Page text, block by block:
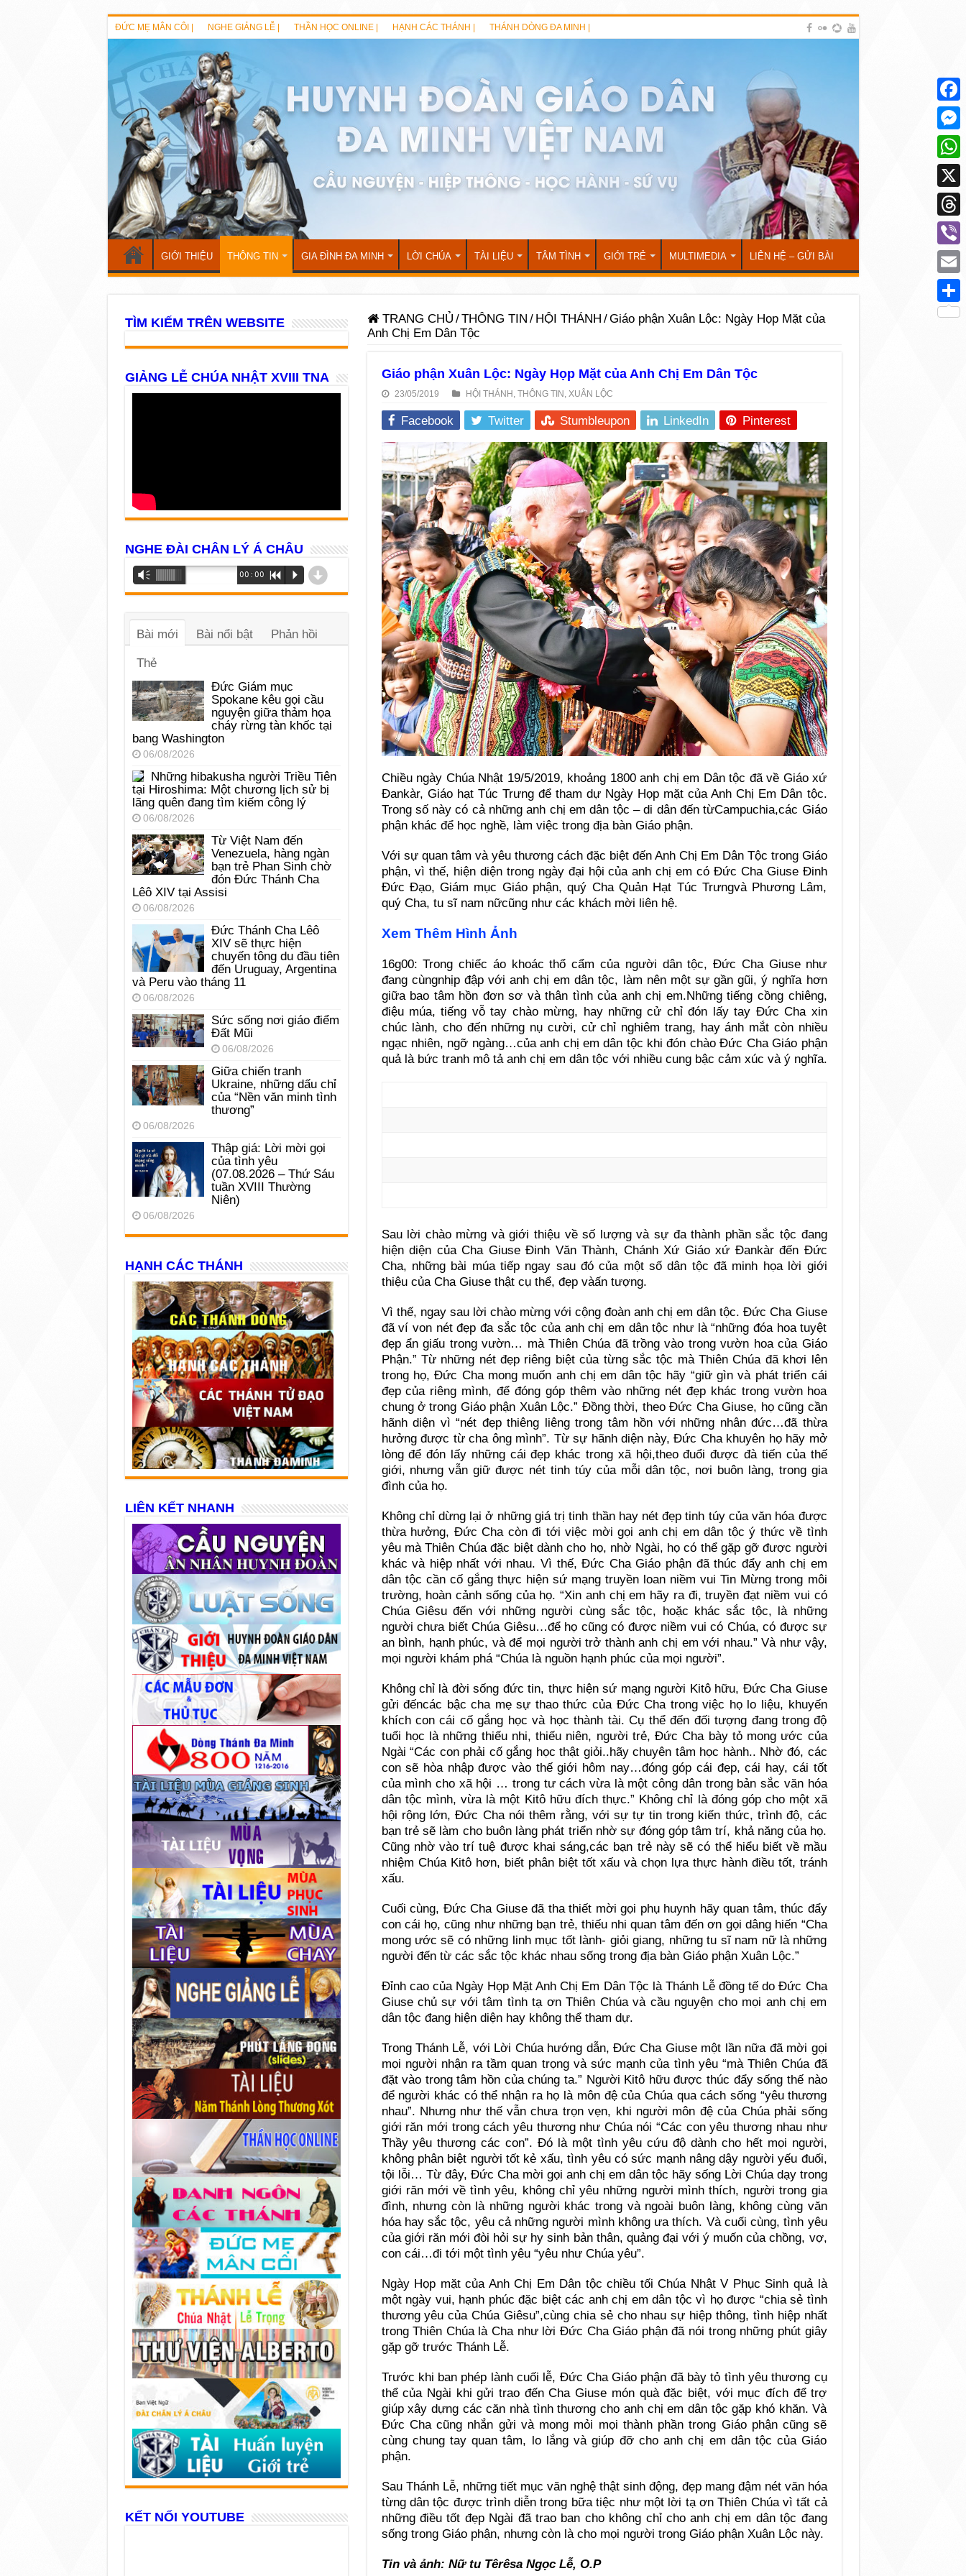
ĐỨC MẸ MÂN CÔI | NGHE GIẢNG LỄ | THẦN HỌC ONLINE | HẠNH CÁC THÁNH | THÁNH DÒNG ĐA MINH |
GIỚI THIỆU THÔNG TIN GIA ĐÌNH ĐA MINH LỜI CHÚA TÀI LIỆU TÂM TÌNH GIỚI TRẺ MULTIMEDIA LIÊN HỆ – GỬI BÀI
TRANG CHỦ /THÔNG TIN / HỘI THÁNH /Giáo phận Xuân Lộc: Ngày Họp Mặt của
Anh Chị Em Dân Tộc
Giáo phận Xuân Lộc: Ngày Họp Mặt của Anh Chị Em Dân Tộc
23/05/2019 HỘI THÁNH , THÔNG TIN , XUÂN LỘC
Facebook Twitter Stumbleupon LinkedIn Pinterest
Chiều ngày Chúa Nhật 19/5/2019, khoảng 1800 anh chị em Dân tộc đã về Giáo xứ
Đankàr, Giáo hạt Túc Trưng để tham dự Ngày Họp mặt của Anh Chị Em Dân tộc.
Trong số này có cả những anh chị em dân tộc – di dân đến từCampuchia,các Giáo
phận khác để học nghề, làm việc trong địa bàn Giáo phận.
Với sự quan tâm và yêu thương cách đặc biệt đến Anh Chị Em Dân Tộc trong Giáo
phận, vì thế, hiện diện trong ngày đại hội của anh chị em có Đức Cha Giuse Đinh
Đức Đạo, Giám mục Giáo phận, quý Cha Quản Hạt Túc Trưngvà Phương Lâm,
quý Cha, tu sĩ nam nữcũng như các khách mời liên hệ.
Xem Thêm Hình Ảnh
16g00: Trong chiếc áo khoác thổ cẩm của người dân tộc, Đức Cha Giuse như
đang cùngnhịp đập với anh chị em dân tộc, làm nên một sự gần gũi, ý nghĩa hơn
giữa bao tâm hồn đơn sơ và thân tình của anh chị em.Những tiếng cồng chiêng,
điệu múa, tiếng vỗ tay chào mừng, hay những cử chỉ đón lấy tay Đức Cha xin
chúc lành, cho đến những nụ cười, cử chỉ nghiêm trang, hay ánh mắt còn nhiều
ngạc nhiên, ngỡ ngàng…của anh chị em dân tộc khi đón chào Đức Cha Giáo phận
quả là bức tranh mô tả anh chị em dân tộc với nhiều cung bậc cảm xúc và ý nghĩa.
Sau lời chào mừng và giới thiệu về số lượng và sự đa thành phần sắc tộc đang
hiện diện của Cha Giuse Đinh Văn Thành, Chánh Xứ Giáo xứ Đankàr đến Đức
Cha, những bài múa tiếp ngay sau đó của một số dân tộc đã minh họa lời giới
thiệu của Cha Giuse thật cụ thể, đẹp vàấn tượng.
Vì thế, ngay sau lời chào mừng với cộng đoàn anh chị em dân tộc. Đức Cha Giuse
đã ví von nét đẹp đa sắc tộc của anh chị em dân tộc như là “những đóa hoa tuyệt
đẹp ẩn giấu trong vườn… mà Thiên Chúa đã trồng vào trong vườn hoa của Giáo
Phận.” Từ những nét đẹp riêng biệt của từng sắc tộc mà Thiên Chúa đã khơi lên
trong họ, Đức Cha mong muốn anh chị em dân tộc hãy “giữ gìn và phát triển cái
đẹp của riêng mình, để đóng góp thêm vào những nét đẹp khác trong vườn hoa
chung ở trong Giáo phận Xuân Lộc.” Đồng thời, theo Đức Cha Giuse, họ cũng cần
hãnh diện vì “nét đẹp thiêng liêng trong tâm hồn với những nhân đức…đã thừa
hưởng được từ cha ông mình”. Từ sự hãnh diện này, Đức Cha khuyên họ hãy mở
lòng để đón lấy những cái đẹp khác trong xã hội,theo đuổi được đà tiến của thế
giới, nhưng vẫn giữ được nét tinh túy của mỗi dân tộc, nơi buôn làng, trong gia
đình của họ.
Không chỉ dừng lại ở những giá trị tinh thần hay nét đẹp tinh túy của văn hóa được
thừa hưởng, Đức Cha còn đi tới việc mời gọi anh chị em dân tộc ý thức về tình
yêu mà Thiên Chúa đặc biệt dành cho họ, nhờ Ngài, họ có thể gặp gỡ được người
khác và hiệp nhất với nhau. Vì thế, Đức Cha Giáo phận đã thúc đẩy anh chị em
dân tộc cần cố gắng thực hiện sứ mạng truyền loan niềm vui Tin Mừng trong môi
trường, hoàn cảnh sống của họ. “Xin anh chị em hãy ra đi, truyền đạt niềm vui có
Chúa Giêsu đến với những người cùng sắc tộc, hoặc khác sắc tộc, là những
người chưa biết Chúa Giêsu…để họ cũng có được niềm vui có Chúa, có được sự
an bình, hạnh phúc, và để mọi người trở thành anh chị em với nhau.” Và như vậy,
mọi người khám phá “Chúa là nguồn hạnh phúc của mọi người”.
Không chỉ là đời sống đức tin, thực hiện sứ mạng người Kitô hữu, Đức Cha Giuse
gửi đếncác bậc cha mẹ sự thao thức của Đức Cha trong việc họ lo liệu, khuyến
khích con cái cố gắng học và học thành tài. Cụ thể đến đối tượng đang trong độ
tuổi học là những thiếu nhi, thiếu niên, người trẻ, Đức Cha bày tỏ mong ước của
Ngài “Các con phải cố gắng học thật giỏi..hãy chuyên tâm học hành.. Nhờ đó, các
con sẽ hòa nhập được vào thế giới hôm nay…đóng góp cái đẹp, cái hay, cái tốt
của mình cho xã hội … trong tư cách vừa là một công dân trong bản sắc văn hóa
dân tộc mình, vừa là một Kitô hữu đích thực.” Không chỉ là đóng góp cho một xã
hội rộng lớn, Đức Cha nói thêm rằng, với sự tự tin trong kiến thức, trình độ, các
bạn trẻ sẽ làm cho buôn làng phát triển nhờ sự đóng góp tâm trí, khả năng của họ.
Cũng nhờ vào trí tuệ được khai sáng,các bạn trẻ này sẽ có thể hiểu biết về mầu
nhiệm Chúa Kitô hơn, biết phân biệt tốt xấu và chọn lựa thực hành điều tốt, tránh
xấu.
Cuối cùng, Đức Cha Giuse đã tha thiết mời gọi phụ huynh hãy quan tâm, thúc đẩy
con cái họ, cũng như những bạn trẻ, thiếu nhi quan tâm đến ơn gọi dâng hiến “Cha
mong ước sẽ có những linh mục tốt lành- giỏi giang, những tu sĩ nam nữ là những
người đến từ các sắc tộc khác nhau sống trong địa bàn Giáo phận Xuân Lộc.”
Đỉnh cao của Ngày Họp Mặt Anh Chị Em Dân Tộc là Thánh Lễ đồng tế do Đức Cha
Giuse chủ sự với tâm tình tạ ơn Thiên Chúa và cầu nguyện cho mọi anh chị em
dân tộc đang hiện diện hay không thể tham dự.
Trong Thánh Lễ, với Lời Chúa hướng dẫn, Đức Cha Giuse một lần nữa đã mời gọi
mọi người nhận ra tầm quan trọng và sức mạnh của tình yêu “mà Thiên Chúa đã
đặt vào trong tâm hồn của chúng ta.” Người Kitô hữu được thúc đẩy sống thế nào
để người khác có thể nhận ra họ là môn đệ của Chúa qua cách sống “yêu thương
nhau”. Nhưng như thế vẫn chưa trọn vẹn, khi người môn đệ của Chúa phải sống
giới răn mới trong cách yêu thương như Chúa nói “Các con yêu thương nhau như
Thầy yêu thương các con”. Đó là một tình yêu cứu độ dành cho hết mọi người,
không phân biệt người tốt kẻ xấu, tình yêu có sức mạnh nâng dậy người yếu đuối,
tội lỗi… Từ đây, Đức Cha mời gọi anh chị em dân tộc hãy sống Lời Chúa dạy trong
giới răn mới về tình yêu, không chỉ yêu những người mình thích, người trong gia
đình, nhưng còn là những người khác trong và ngoài buôn làng, không cùng văn
hóa hay sắc tộc, yêu cả những người mình không ưa thích. Và cuối cùng, tình yêu
của giới răn mới đòi hỏi sự hy sinh bản thân, quảng đại với ý muốn của chồng, vợ,
con cái…đi tới một tình yêu “yêu như Chúa yêu”.
Ngày Họp mặt của Anh Chị Em Dân tộc chiều tối Chúa Nhật V Phục Sinh quả là
một ngày vui, hạnh phúc đặc biệt các anh chị em dân tộc vì họ được “chia sẻ tình
thương yêu của Chúa Giêsu”,cùng chia sẻ cho nhau sự hiệp thông, tình hiệp nhất
trong Thiên Chúa là Cha như lời Đức Cha Giáo phận đã nói trong những phút giây
gặp gỡ trước Thánh Lễ.
Trước khi ban phép lành cuối lễ, Đức Cha Giáo phận đã bày tỏ tình yêu thương cụ
thể của Ngài khi gửi trao đến Cha Giuse món quà đặc biệt, với mục đích để trợ
giúp xây dựng các căn nhà tình thương cho anh chị em dân tộc gặp khó khăn. Và
Đức Cha cũng nhắn gửi và mong mỏi mọi thành phần trong Giáo phận cũng sẽ
cùng chung tay quan tâm, lo lắng và giúp đỡ cho anh chị em dân tộc của Giáo
phận.
Sau Thánh Lễ, những tiết mục văn nghệ thật sinh động, đẹp mang đậm nét văn hóa
từng dân tộc được trình diễn trong bữa tiệc như một lời tạ ơn Thiên Chúa vì tất cả
những điều tốt đẹp Ngài đã trao ban cho không chỉ cho anh chị em dân tộc đang
sống trong Giáo phận, nhưng còn là cho mọi người trong Giáo phận Xuân Lộc này.
Tin và ảnh: Nữ tu Têrêsa Ngọc Lễ, O.P
TÌM KIẾM TRÊN WEBSITE
GIẢNG LỄ CHÚA NHẬT XVIII TNA
NGHE ĐÀI CHÂN LÝ Á CHÂU
Trình
phát
âm
Vm 00:00 R P d
Bài mới Bài nổi bật Phản hồi
Thẻ
Đức Giám mục
Spokane kêu gọi cầu
nguyện giữa thảm họa
cháy rừng tàn khốc tại
bang Washington
06/08/2026
Những hibakusha người Triều Tiên
tại Hiroshima: Một chương lịch sử bị
lãng quên đang tìm kiếm công lý
06/08/2026
Từ Việt Nam đến
Venezuela, hàng ngàn
bạn trẻ Phan Sinh chờ
đón Đức Thánh Cha
Lêô XIV tại Assisi
06/08/2026
Đức Thánh Cha Lêô
XIV sẽ thực hiện
chuyến tông du đầu tiên
đến Uruguay, Argentina
và Peru vào tháng 11
06/08/2026
Sức sống nơi giáo điểm
Đất Mũi
06/08/2026
Giữa chiến tranh
Ukraine, những dấu chỉ
của “Nền văn minh tình
thương”
06/08/2026
Thập giá: Lời mời gọi
của tình yêu
(07.08.2026 – Thứ Sáu
tuần XVIII Thường
Niên)
06/08/2026
HẠNH CÁC THÁNH
LIÊN KẾT NHANH
KẾT NỐI YOUTUBE
X
Viber